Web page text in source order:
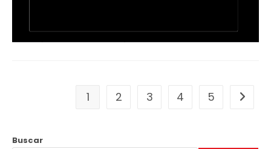
1 2 3 4 5 Ir a la
Buscar